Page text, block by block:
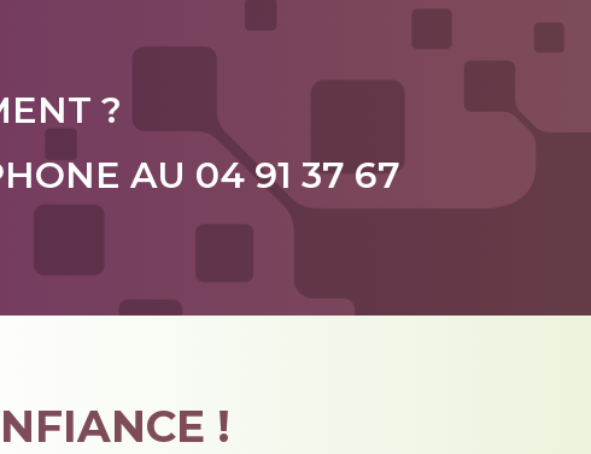
?
AU 04 91 37 67
!